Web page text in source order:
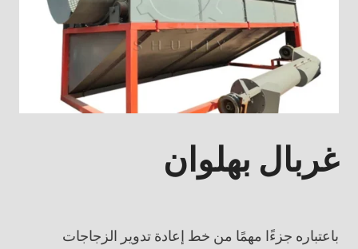
غربال بهلوان
باعتباره جزءًا مهمًا من خط إعادة تدوير الزجاجات